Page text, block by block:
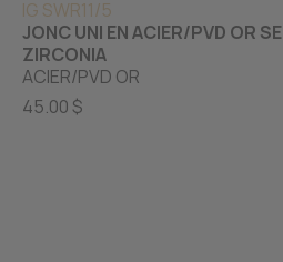
IG SWR11/5
JONC UNI EN ACIER/PVD OR
ZIRCONIA
ACIER/PVD OR
45.00 $